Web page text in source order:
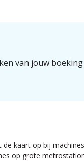
van jouw
kaart op bij
op grote